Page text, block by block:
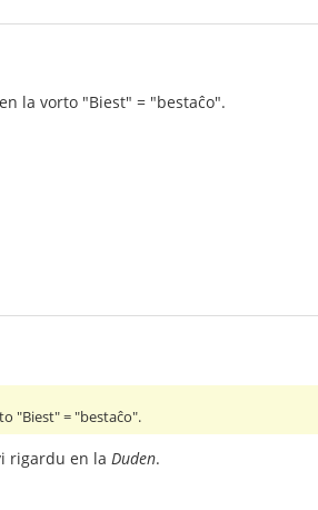
la vorto "Biest" = "bestaĉo".
"Biest" = "bestaĉo".
rigardu en la Duden.